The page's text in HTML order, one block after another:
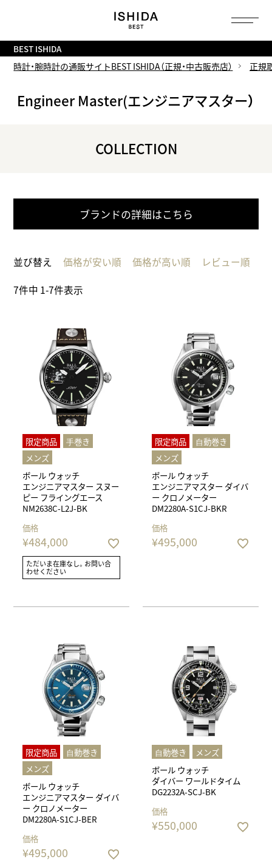
BEST ISHIDA
時計・腕時計の通販サイトBEST ISHIDA（正規・中古販売店）
正規
Engineer Master(エンジニアマスター）
COLLECTION
ブランドの詳細はこちら
並び替え 価格が安い順 価格が高い順
レビュー順
7件中 1-7件表示
限定商品
⼿巻き
メンズ
ボール ウォッチ
エンジニアマスター スヌー
ピー フライングエース
NM2638C-L2J-BK
価格
¥484,000
ただいま在庫なし。お問い合
わせください
限定商品
⾃動巻き
メンズ
ボール ウォッチ
エンジニアマスター ダイバ
ー クロノメーター
DM2280A-S1CJ-BKR
価格
¥495,000
限定商品
⾃動巻き
メンズ
ボール ウォッチ
エンジニアマスター ダイバ
ー クロノメーター
DM2280A-S1CJ-BER
価格
¥495,000
⾃動巻き
メンズ
ボール ウォッチ
ダイバー ワールドタイム
DG2232A-SCJ-BK
価格
¥550,000
へ